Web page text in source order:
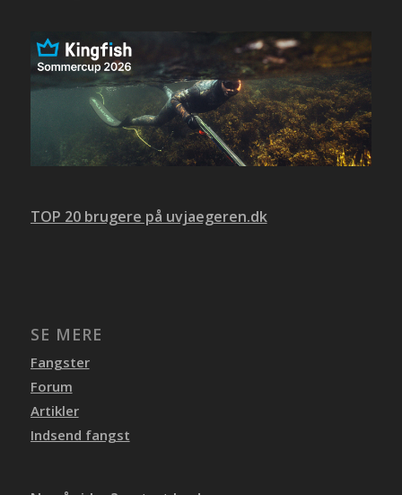
TOP 20 brugere på uvjaegeren.dk
SE MERE
Fangster
Forum
Artikler
Indsend fangst